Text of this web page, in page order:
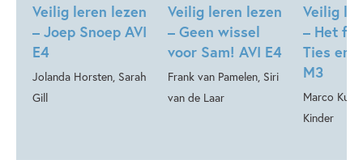
Veilig leren lezen
– Joep Snoep AVI
E4
Jolanda Horsten, Sarah
Gill
Veilig leren lezen
– Geen wissel
voor Sam! AVI E4
Frank van Pamelen, Siri
van de Laar
Veilig
– Het
Ties en
M3
Marco
Kinder